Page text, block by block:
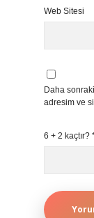
Web Sitesi
Daha
adresim ve
6 + 2 kaçtır?